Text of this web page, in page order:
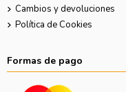
Cambios y devoluciones
Política de Cookies
Formas de pago